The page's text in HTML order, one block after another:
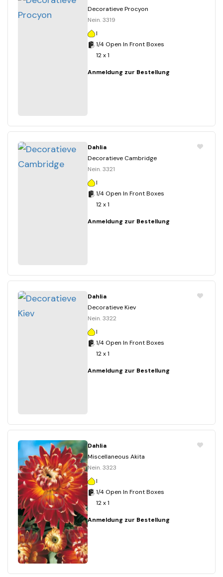
Decoratieve Procyon
Nein. 3319
I
1/4 Open In Front Boxes
12 x 1
Anmeldung zur Bestellung
Dahlia
Decoratieve Cambridge
Nein. 3321
I
1/4 Open In Front Boxes
12 x 1
Anmeldung zur Bestellung
Dahlia
Decoratieve Kiev
Nein. 3322
I
1/4 Open In Front Boxes
12 x 1
Anmeldung zur Bestellung
Dahlia
Miscellaneous Akita
Nein. 3323
I
1/4 Open In Front Boxes
12 x 1
Anmeldung zur Bestellung